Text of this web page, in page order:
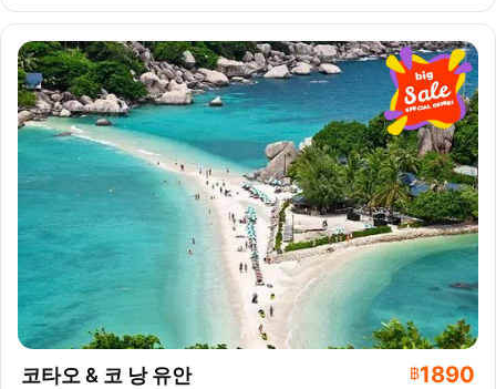
코타오 & 코 낭 유안 ฿1890